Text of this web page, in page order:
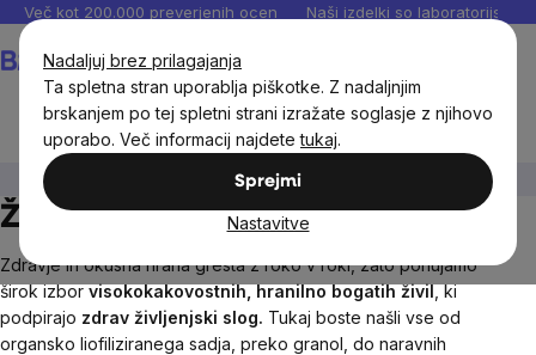
Nadaljuj brez prilagajanja
Ta spletna stran uporablja piškotke. Z nadaljnjim
brskanjem po tej spletni strani izražate soglasje z njihovo
uporabo. Več informacij najdetetukaj.
Sprejmi
Nastavitve
Preskoči
vsebino
Več kot 200.000 preverjenih ocen Naši izdelki so laboratorijsko
Želim jesti bolj zdravo
Želim jesti bolj zdravo
Zdravje in okusna hrana gresta z roko v roki, zato ponujamo
širok izborvisokokakovostnih, hranilno bogatih živil, ki
podpirajo zdrav življenjski slog. Tukaj boste našli vse od
organsko liofiliziranega sadja, preko granol, do naravnih